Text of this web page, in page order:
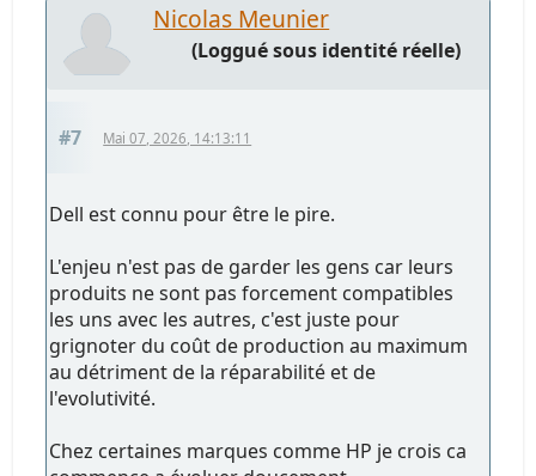
Nicolas Meunier
(Loggué sous identité réelle)
#7 Mai 07, 2026, 14:13:11
Dell est connu pour être le pire.
L'enjeu n'est pas de garder les gens car leurs
produits ne sont pas forcement compatibles
les uns avec les autres, c'est juste pour
grignoter du coût de production au maximum
au détriment de la réparabilité et de
l'evolutivité.
Chez certaines marques comme HP je crois ca